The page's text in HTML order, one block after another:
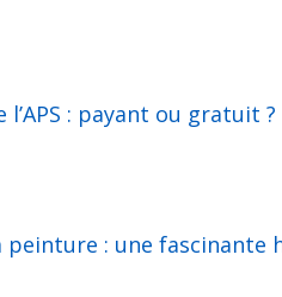
l’APS : payant ou gratuit
peinture : une fascinante